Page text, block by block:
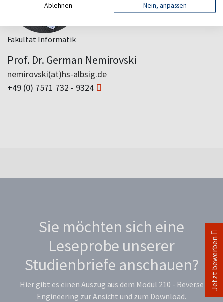
Fakultät Informatik
Prof. Dr. German Nemirovski
nemirovski(at)hs-albsig.de
+49 (0) 7571 732 - 9324
Sie möchten sich eine
Leseprobe unserer
Studienbriefe anschauen?
Hier gibt es einen Auszug aus dem Modul 210 - Reverse
Engineering zur Ansicht und zum Download.
Jetzt bewerben
Ablehnen Nein, anpassen